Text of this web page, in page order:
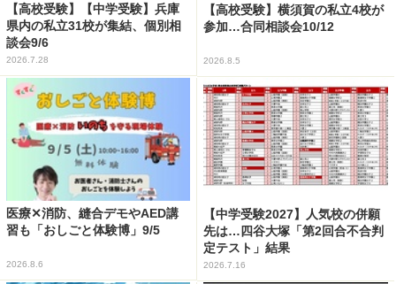
【高校受験】【中学受験】兵庫
県内の私立31校が集結、個別相
談会9/6
2026.7.28
【高校受験】横須賀の私立4校が
参加…合同相談会10/12
2026.8.5
医療✕消防、縫合デモやAED講
習も「おしごと体験博」9/5
2026.8.6
【中学受験2027】人気校の併願
先は…四谷大塚「第2回合不合判
定テスト」結果
2026.7.16